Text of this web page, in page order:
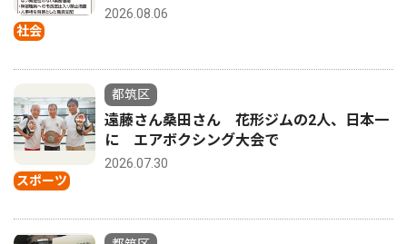
社会
2026.08.06
スポーツ
都筑区
遠藤さん桑田さん 花形ジムの2人、日本一
に エアボクシング大会で
2026.07.30